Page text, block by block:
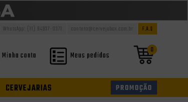
F.A.Q
contato@cervejabox.com.br
WhatsApp: (11) 94937-0371
0
Minha conta Meus pedidos
CERVEJARIAS PROMOÇÃO